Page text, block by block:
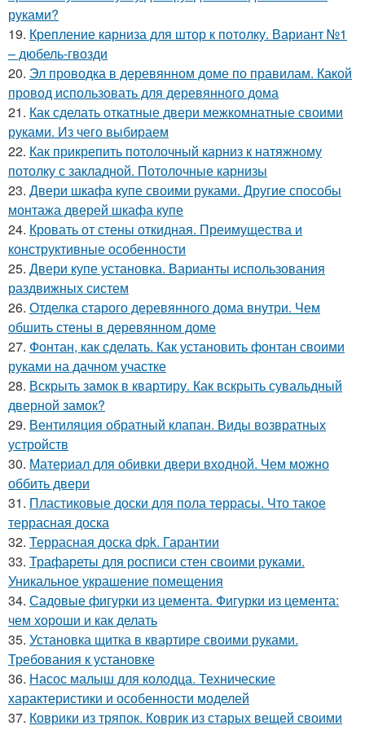
руками?
19. Крепление карниза для штор к потолку. Вариант №1
– дюбель-гвозди
20. Эл проводка в деревянном доме по правилам. Какой
провод использовать для деревянного дома
21. Как сделать откатные двери межкомнатные своими
руками. Из чего выбираем
22. Как прикрепить потолочный карниз к натяжному
потолку с закладной. Потолочные карнизы
23. Двери шкафа купе своими руками. Другие способы
монтажа дверей шкафа купе
24. Кровать от стены откидная. Преимущества и
конструктивные особенности
25. Двери купе установка. Варианты использования
раздвижных систем
26. Отделка старого деревянного дома внутри. Чем
обшить стены в деревянном доме
27. Фонтан, как сделать. Как установить фонтан своими
руками на дачном участке
28. Вскрыть замок в квартиру. Как вскрыть сувальдный
дверной замок?
29. Вентиляция обратный клапан. Виды возвратных
устройств
30. Материал для обивки двери входной. Чем можно
оббить двери
31. Пластиковые доски для пола террасы. Что такое
террасная доска
32. Террасная доска dpk. Гарантии
33. Трафареты для росписи стен своими руками.
Уникальное украшение помещения
34. Садовые фигурки из цемента. Фигурки из цемента:
чем хороши и как делать
35. Установка щитка в квартире своими руками.
Требования к установке
36. Насос малыш для колодца. Технические
характеристики и особенности моделей
37. Коврики из тряпок. Коврик из старых вещей своими